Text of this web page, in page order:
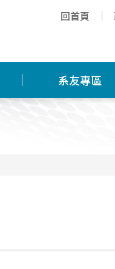
回首頁
系友專區